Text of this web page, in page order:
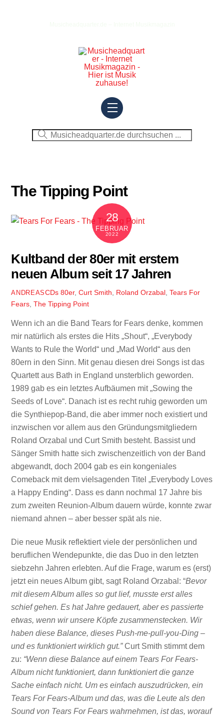
Menu
The Tipping Point
28
FEBRUAR
2022
Kultband der 80er mit erstem
neuen Album seit 17 Jahren
ANDREASCDs 80er, Curt Smith Roland Orzabal, Tears For
Fears ,The Tipping Point
Wenn ich an die Band Tears for Fears denke, kommen
mir natürlich als erstes die Hits „Shout“, „Everybody
Wants to Rule the World“ und „Mad World“ aus den
80ern in den Sinn. Mit genau diesen drei Songs ist das
Quartett aus Bath in England unsterblich geworden.
1989 gab es ein letztes Aufbäumen mit „Sowing the
Seeds of Love“. Danach ist es recht ruhig geworden um
die Synthiepop-Band, die aber immer noch existiert und
inzwischen vor allem aus den Gründungsmitgliedern
Roland Orzabal und Curt Smith besteht. Bassist und
Sänger Smith hatte sich zwischenzeitlich von der Band
abgewandt, doch 2004 gab es ein kongeniales
Comeback mit dem vielsagenden Titel „Everybody Loves
a Happy Ending“. Dass es dann nochmal 17 Jahre bis
zum zweiten Reunion-Album dauern würde, konnte zwar
niemand ahnen – aber besser spät als nie.
Die neue Musik reflektiert viele der persönlichen und
beruflichen Wendepunkte, die das Duo in den letzten
siebzehn Jahren erlebten. Auf die Frage, warum es (erst)
jetzt ein neues Album gibt, sagt Roland Orzabal: “Bevor
mit diesem Album alles so gut lief, musste erst alles
schief gehen. Es hat Jahre gedauert, aber es passierte
etwas, wenn wir unsere Köpfe zusammenstecken. Wir
haben diese Balance, dieses Push-me-pull-you-Ding –
und es funktioniert wirklich gut.”Curt Smith stimmt dem
zu: “Wenn diese Balance auf einem Tears For Fears-
Album nicht funktioniert, dann funktioniert die ganze
Sache einfach nicht. Um es einfach auszudrücken, ein
Tears For Fears-Album und das, was die Leute als den
Sound von Tears For Fears wahrnehmen, ist das, worauf